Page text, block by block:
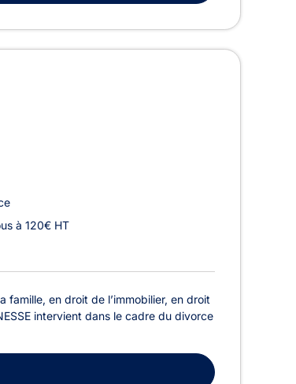
à 120€ HT
en droit de l’immobilier, en droit
intervient dans le cadre du divorce